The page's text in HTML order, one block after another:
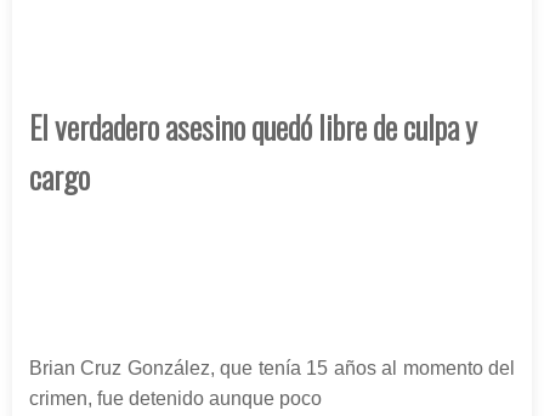
El verdadero asesino quedó libre de culpa y
cargo
Brian Cruz González, que tenía 15 años al momento del
crimen, fue detenido aunque poco